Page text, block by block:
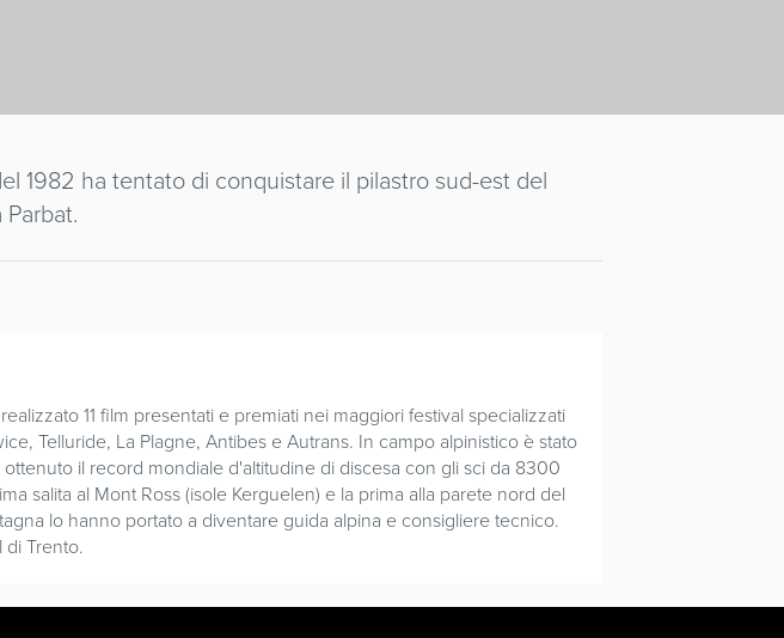
1982 ha tentato di conquistare il pilastro sud-est del
11 film presentati e premiati nei maggiori festival specializzati
Telluride, La Plagne, Antibes e Autrans. In campo alpinistico è stato
il record mondiale d'altitudine di discesa con gli sci da 8300
salita al Mont Ross (isole Kerguelen) e la prima alla parete nord del
lo hanno portato a diventare guida alpina e consigliere tecnico.
di Trento.